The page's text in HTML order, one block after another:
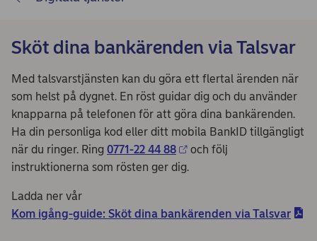
Sköt dina bankärenden via Talsvar
Med talsvarstjänsten kan du göra ett flertal ärenden när
som helst på dygnet. En röst guidar dig och du använder
knapparna på telefonen för att göra dina bankärenden.
Ha din personliga kod eller ditt mobila BankID tillgängligt
när du ringer. Ring 0771-22 44 88
och följ
instruktionerna som rösten ger dig.
Ladda ner vår
Kom igång-guide: Sköt dina bankärenden via Talsvar